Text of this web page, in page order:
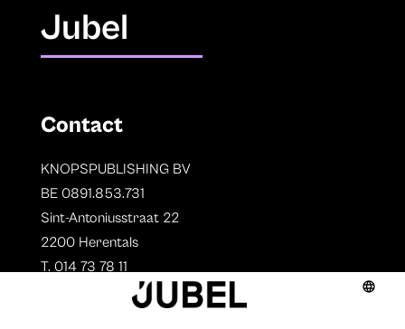
Jubel
Contact
KNOPSPUBLISHING BV
BE 0891.853.731
Sint-Antoniusstraat 22
2200 Herentals
T. 014 73 78 11